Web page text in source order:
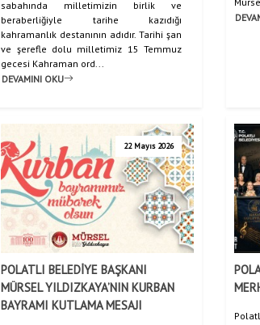
sabahında milletimizin birlik ve
beraberliğiyle tarihe kazıdığı
kahramanlık destanının adıdır. Tarihi şan
ve şerefle dolu milletimiz 15 Temmuz
gecesi Kahraman ord...
DEVAMINI OKU
22 Mayıs 2026
POLATLI BELEDİYE BAŞKANI
MÜRSEL YILDIZKAYA’NIN KURBAN
BAYRAMI KUTLAMA MESAJI